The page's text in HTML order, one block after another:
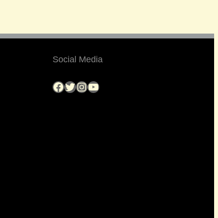
Social Media
Facebook Twitter InstagramYouTube